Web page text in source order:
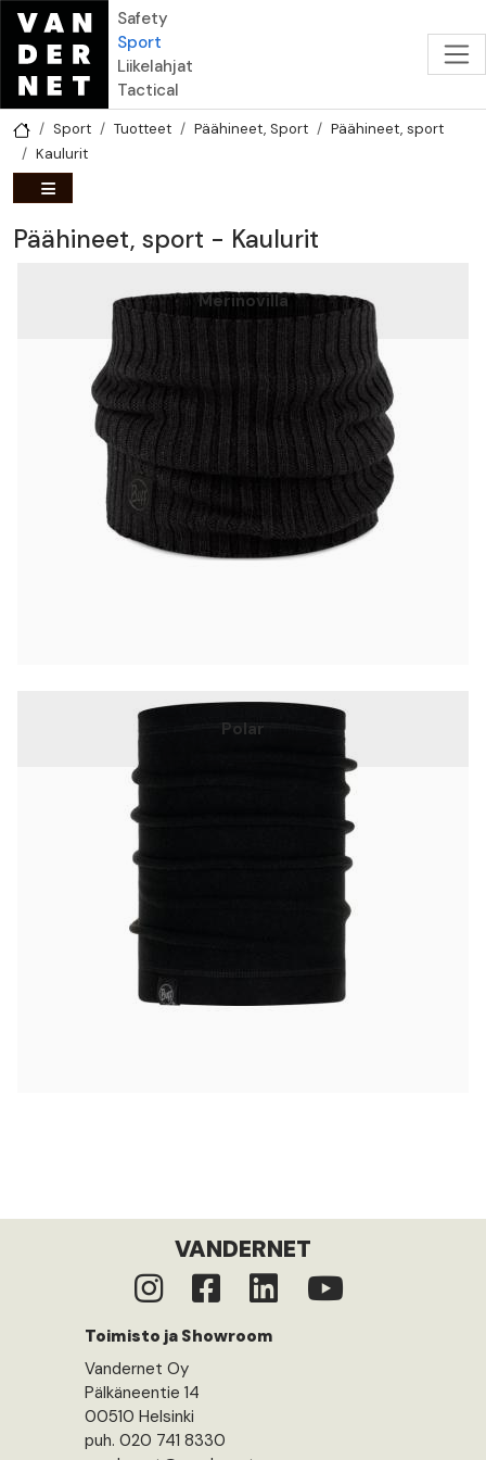
Hyppää pääsisältöön
Safety
Sport
Liikelahjat
Tactical
Sport Tuotteet Päähineet, Sport
Päähineet, sport
Kaulurit
Päähineet, sport - Kaulurit
Merinovilla
Polar
VANDERNET
Toimisto ja Showroom
Vandernet Oy
Pälkäneentie 14
00510 Helsinki
puh. 020 741 8330